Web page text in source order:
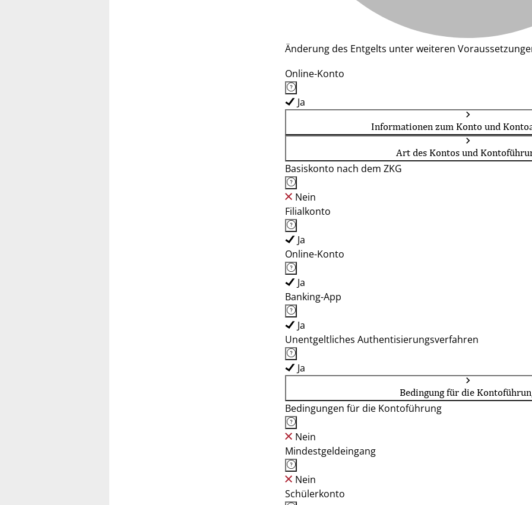
Änderung des Entgelts unter weiteren
Online-Konto
Ja
Informationen zum Konto und
Art des Kontos und
Basiskonto nach dem ZKG
Nein
Filialkonto
Ja
Online-Konto
Ja
Banking-App
Ja
Unentgeltliches Authentisierungsverfahren
Ja
Bedingung für die
Bedingungen für die Kontoführung
Nein
Mindestgeldeingang
Nein
Schülerkonto